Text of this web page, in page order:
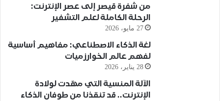
من شفرة قيصر إلى عصر الإنترنت:
الرحلة الكاملة لعلم التشفير
27 مايو، 2026
لغة الذكاء الاصطناعي: مفاهيم أساسية
لفهم عالم الخوارزميات
28 يناير، 2026
الآلة المنسية التي مهّدت لولادة
الإنترنت.. قد تنقذنا من طوفان الذكاء